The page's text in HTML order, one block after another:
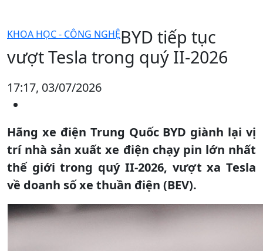
KHOA HỌC - CÔNG NGHỆBYD tiếp tục
vượt Tesla trong quý II-2026
17:17, 03/07/2026
Hãng xe điện Trung Quốc BYD giành lại vị
trí nhà sản xuất xe điện chạy pin lớn nhất
thế giới trong quý II-2026, vượt xa Tesla
về doanh số xe thuần điện (BEV).